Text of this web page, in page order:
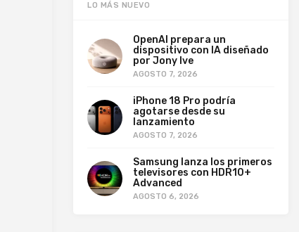
LO MÁS NUEVO
OpenAI prepara un
dispositivo con IA diseñado
por Jony Ive
AGOSTO 7, 2026
iPhone 18 Pro podría
agotarse desde su
lanzamiento
AGOSTO 7, 2026
Samsung lanza los primeros
televisores con HDR10+
Advanced
AGOSTO 6, 2026